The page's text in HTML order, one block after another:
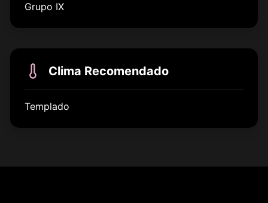
Grupo IX
Clima Recomendado
Templado